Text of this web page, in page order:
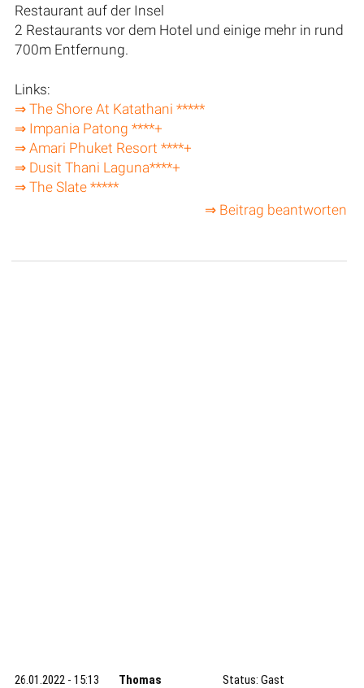
Restaurant auf der Insel
2 Restaurants vor dem Hotel und einige mehr in rund
700m Entfernung.
Links:
⇒ The Shore At Katathani *****
⇒ Impania Patong ****+
⇒ Amari Phuket Resort ****+
⇒ Dusit Thani Laguna****+
⇒ The Slate *****
⇒ Beitrag beantworten
26.01.2022 - 15:13 Thomas Status: Gast